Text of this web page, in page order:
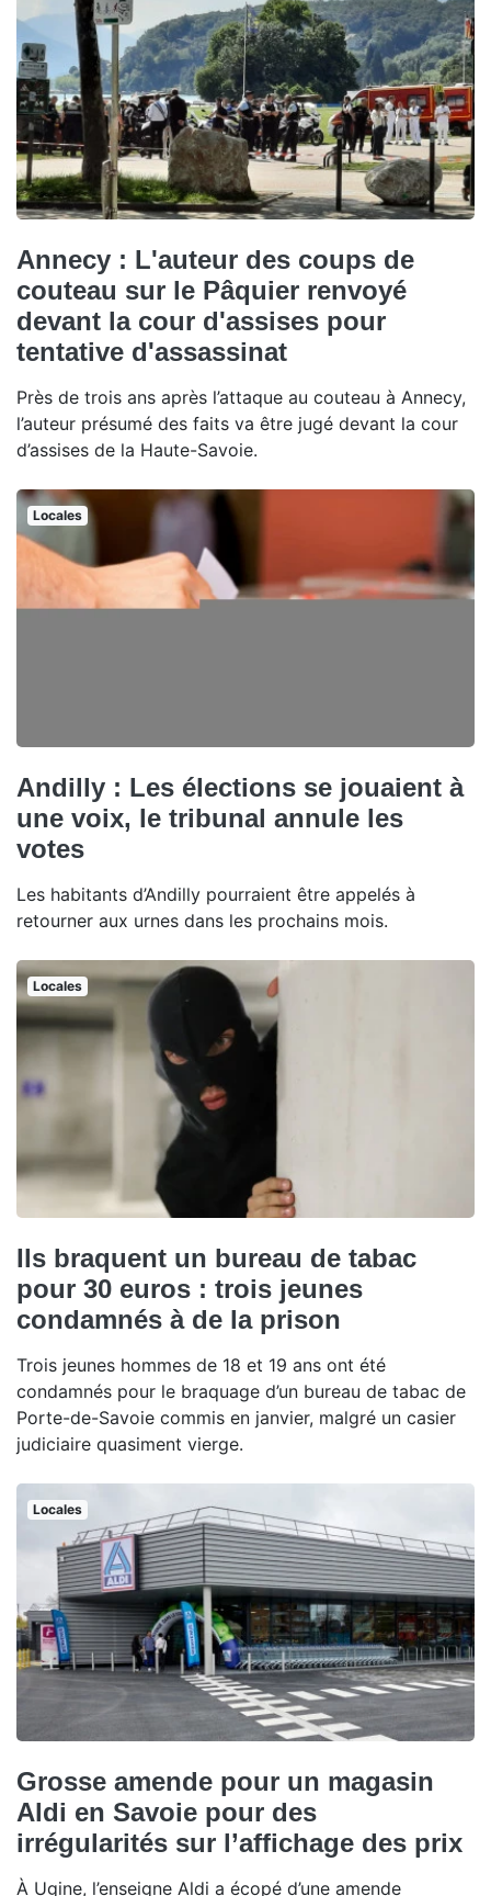
Annecy : L'auteur des coups de
couteau sur le Pâquier renvoyé
devant la cour d'assises pour
tentative d'assassinat
Près de trois ans après l’attaque au couteau à Annecy,
l’auteur présumé des faits va être jugé devant la cour
d’assises de la Haute-Savoie.
Locales
Andilly : Les élections se jouaient à
une voix, le tribunal annule les
votes
Les habitants d’Andilly pourraient être appelés à
retourner aux urnes dans les prochains mois.
Locales
Ils braquent un bureau de tabac
pour 30 euros : trois jeunes
condamnés à de la prison
Trois jeunes hommes de 18 et 19 ans ont été
condamnés pour le braquage d’un bureau de tabac de
Porte-de-Savoie commis en janvier, malgré un casier
judiciaire quasiment vierge.
Locales
Grosse amende pour un magasin
Aldi en Savoie pour des
irrégularités sur l’affichage des prix
À Ugine, l’enseigne Aldi a écopé d’une amende